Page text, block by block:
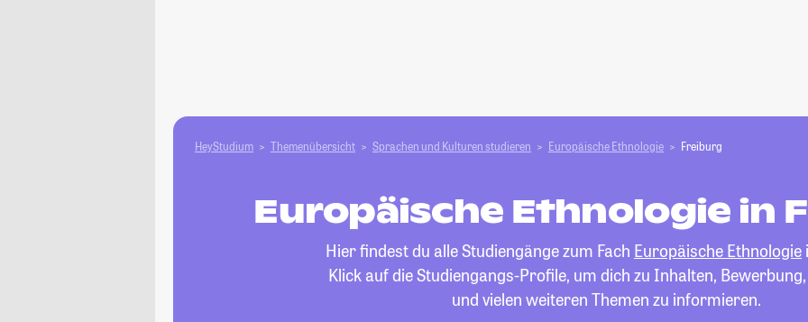
HeyStudium Themenübersicht Sprachen und Kulturen studieren Europäische Ethnologie Freiburg
Europäische Ethnologie in
Hier findest du alle Studiengänge zum Fach Europäische Ethnologie
Klick auf die Studiengangs-Profile, um dich zu Inhalten,
und vielen weiteren Themen zu informieren.